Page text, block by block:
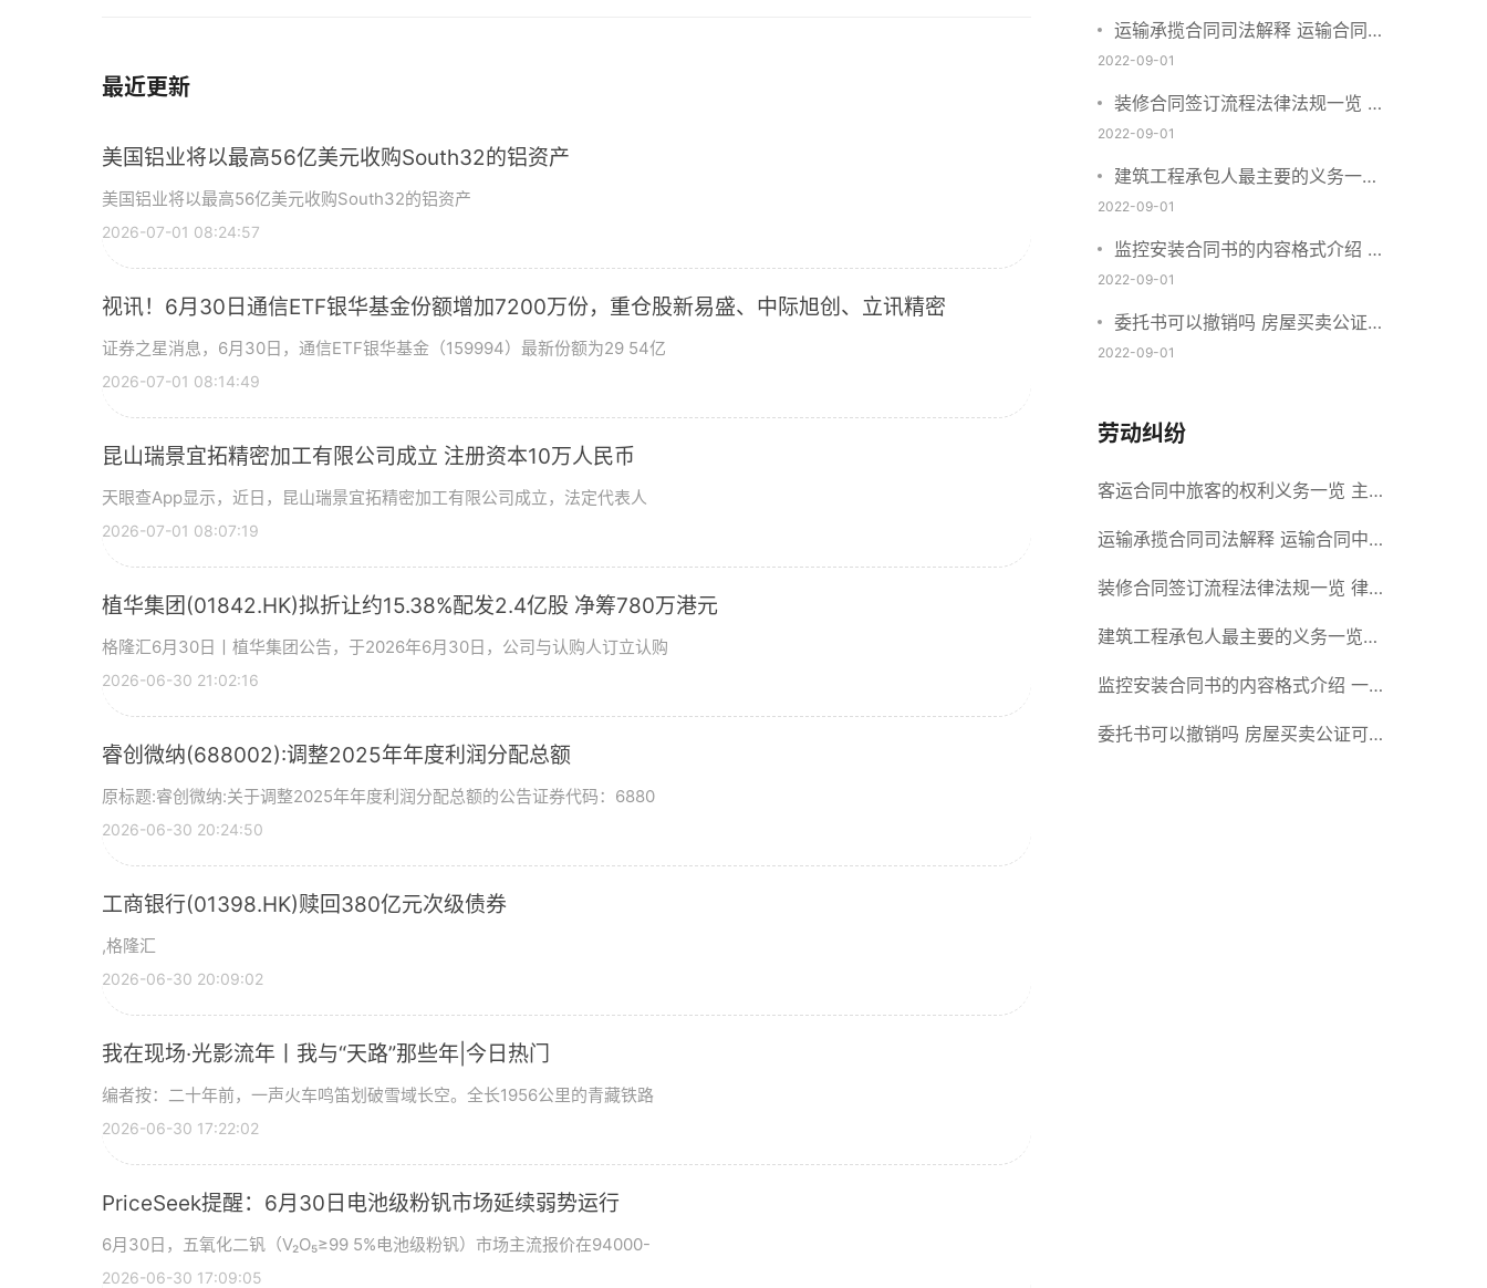
最近更新
美国铝业将以最高56亿美元收购South32的铝资产
美国铝业将以最高56亿美元收购South32的铝资产
2026-07-01 08:24:57
视讯！6月30日通信ETF银华基金份额增加7200万份，重仓股新易盛、中际旭创、立讯精密
证券之星消息，6月30日，通信ETF银华基金（159994）最新份额为29 54亿
2026-07-01 08:14:49
昆山瑞景宜拓精密加工有限公司成立 注册资本10万人民币
天眼查App显示，近日，昆山瑞景宜拓精密加工有限公司成立，法定代表人
2026-07-01 08:07:19
植华集团(01842.HK)拟折让约15.38%配发2.4亿股 净筹780万港元
格隆汇6月30日丨植华集团公告，于2026年6月30日，公司与认购人订立认购
2026-06-30 21:02:16
睿创微纳(688002):调整2025年年度利润分配总额
原标题:睿创微纳:关于调整2025年年度利润分配总额的公告证券代码：6880
2026-06-30 20:24:50
工商银行(01398.HK)赎回380亿元次级债券
,格隆汇
2026-06-30 20:09:02
我在现场·光影流年丨我与“天路”那些年|今日热门
编者按：二十年前，一声火车鸣笛划破雪域长空。全长1956公里的青藏铁路
2026-06-30 17:22:02
PriceSeek提醒：6月30日电池级粉钒市场延续弱势运行
6月30日，五氧化二钒（V₂O₅≥99 5%电池级粉钒）市场主流报价在94000-
2026-06-30 17:09:05
运输承揽合同司法解释 运输合同中
承运人的义务有哪些
2022-09-01
装修合同签订流程法律法规一览 律
师解答
2022-09-01
建筑工程承包人最主要的义务一览
承包合同内容介绍
2022-09-01
监控安装合同书的内容格式介绍 一
般包括这些条款
2022-09-01
委托书可以撤销吗 房屋买卖公证可
否撤销
2022-09-01
劳动纠纷
客运合同中旅客的权利义务一览 主
要包括这些内容
运输承揽合同司法解释 运输合同中
承运人的义务有哪些
装修合同签订流程法律法规一览 律
师解答
建筑工程承包人最主要的义务一览
承包合同内容介绍
监控安装合同书的内容格式介绍 一
般包括这些条款
委托书可以撤销吗 房屋买卖公证可